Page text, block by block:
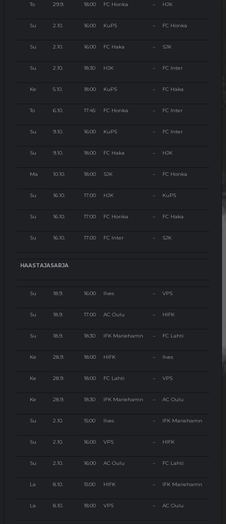
To 29.9. 18:00 FC Honka – HJK
Su 2.10. 16:00 KuPS – FC Honka
Su 2.10. 16:00 FC Haka – SJK
Su 2.10. 18:30 HJK – FC Inter
Ke 5.10. 18:00 KuPS – FC Haka
To 6.10. 17:45 FC Honka – FC Inter
Su 9.10. 16:00 KuPS – FC Inter
Su 9.10. 18:00 FC Haka – HJK
Ma 10.10. 18:00 SJK – FC Honka
Su 16.10. 17:00 HJK – KuPS
Su 16.10. 17:00 FC Honka – FC Haka
Su 16.10. 17:00 FC Inter – SJK
HAASTAJASARJA
Su 18.9. 16:00 Ilves – VPS
Su 18.9. 17:00 AC Oulu – HIFK
Su 18.9. 18:30 IFK Mariehamn – FC Lahti
Ke 28.9. 18:00 HIFK – Ilves
Ke 28.9. 18:00 FC Lahti – VPS
Ke 28.9. 18:30 IFK Mariehamn – AC Oulu
Su 2.10. 15:00 Ilves – IFK Mariehamn
Su 2.10. 16:00 VPS – HIFK
Su 2.10. 16:00 AC Oulu – FC Lahti
La 8.10. 15:00 HIFK – IFK Mariehamn
La 8.10. 18:00 VPS – AC Oulu